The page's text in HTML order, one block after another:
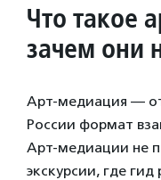
Что такое
зачем они
Арт-медиация —
России формат
Арт-медиации не
экскурсии, где